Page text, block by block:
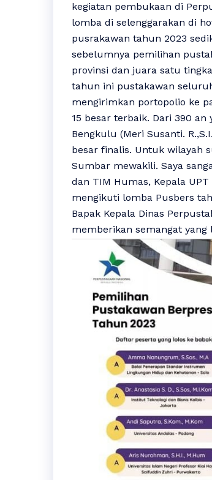
kegiatan pembukaan di
lomba di selenggarakan di
pusrakawan tahun 2023
sebelumnya pemilihan
provinsi dan juara satu
tahun ini pustakawan
mengirimkan portopolio ke
15 besar terbaik. Dari 390
Bengkulu (Meri Susanti.
besar finalis. Untuk wilayah
Sumbar mewakili. Saya
dan TIM Humas, Kepala
mengikuti lomba Pusbers
Bapak Kepala Dinas
memberikan semangat